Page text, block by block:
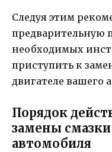
Следуя этим
предварительную
необходимых
приступить к
двигателе вашего
Порядок
замены
автомобиля